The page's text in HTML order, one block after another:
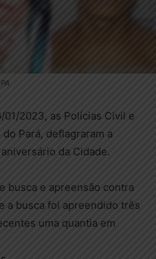
2023, as Polícias Civil e
Pará, deflagraram a
da Cidade.
busca e apreensão contra
a busca foi apreendido três
uma quantia em